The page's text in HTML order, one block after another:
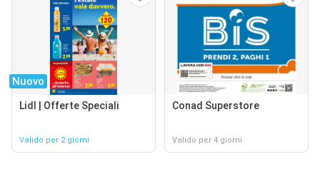
Nuovo
Lidl | Offerte Speciali
Valido per 2 giorni
Conad Superstore
Valido per 4 giorni